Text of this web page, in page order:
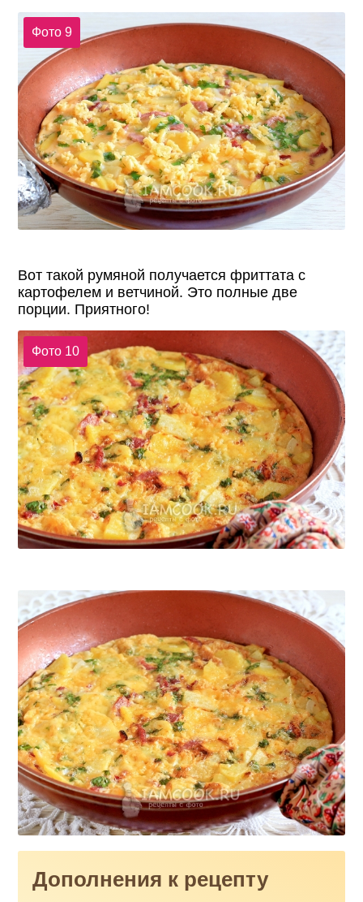
Фото 9
Вот такой румяной получается фриттата с
картофелем и ветчиной. Это полные две
порции. Приятного!
Фото 10
Дополнения к рецепту